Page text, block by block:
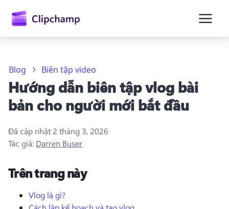
dung
chính
Blog Biên tập video
Hướng dẫn biên tập vlog bài
bản cho người mới bắt đầu
Đã cập nhật 2 tháng 3, 2026
Tác giả: Darren Buser
Trên trang này
Vlog là gì?